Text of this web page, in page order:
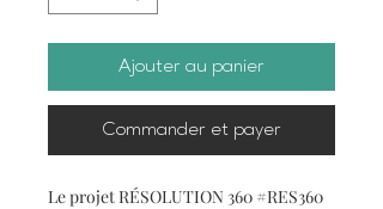
Ajouter au panier
Commander et payer
Le projet RÉSOLUTION 360 #RES360